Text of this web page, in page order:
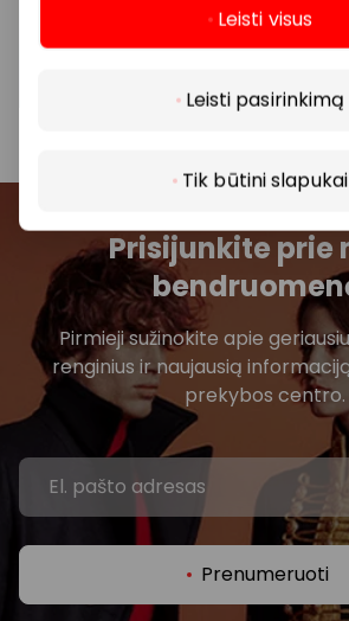
Leisti visus
Leisti pasirinkimą
Tik būtini slapukai
Visais klausimais, susijusiais su
nuolaidomis bei vykstančiomis
parduotuvę ar paslaugų teikimo
Prisijunkite prie
Pirmieji sužinokite apie
renginius ir naujausią informaciją
prekybos centro.
Prenumeruoti
Daugiau